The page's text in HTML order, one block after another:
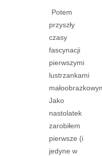
Potem
przyszły
czasy
fascynacji
pierwszymi
lustrzankami
Jako
nastolatek
zarobiłem
pierwsze (i
jedyne w